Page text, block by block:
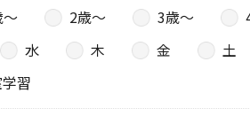
2歳〜 3歳〜
水 木 金
土
習